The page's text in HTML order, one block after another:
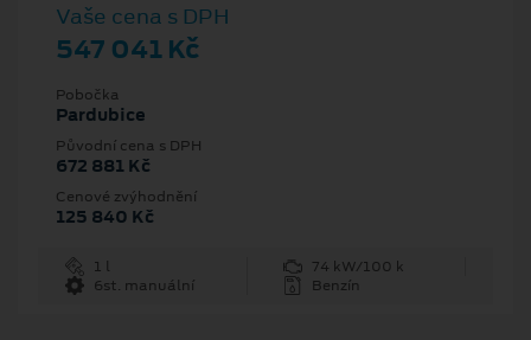
Vaše cena s DPH
547 041 Kč
Pobočka
Pardubice
Původní cena s DPH
672 881 Kč
Cenové zvýhodnění
125 840 Kč
1 l
74 kW/100 k
6st. manuální
Benzín